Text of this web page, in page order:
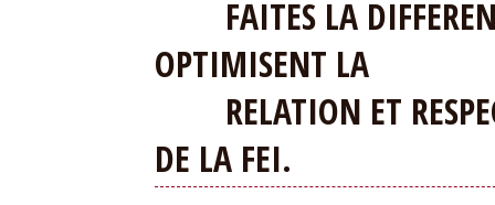
FAITES LA
OPTIMISENT LA
RELATION ET
DE LA FEI.